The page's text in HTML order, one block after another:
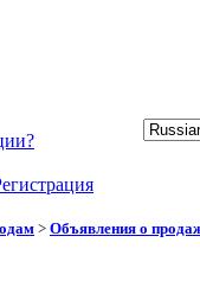
> Объявления о